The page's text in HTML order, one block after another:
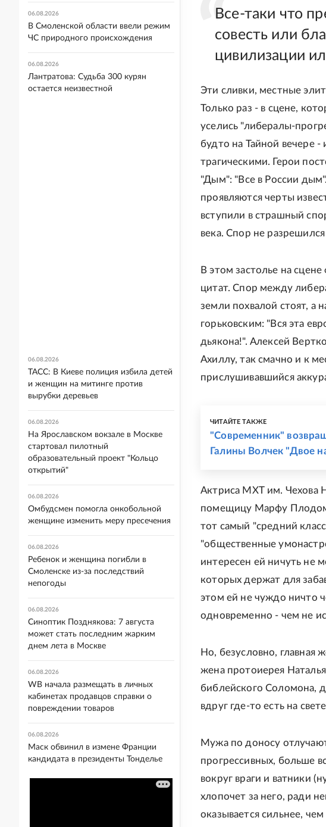
Все-таки что
совесть или
цивилизации
Эти сливки, местные
Только раз - в сцене,
уселись "либералы-
будто на Тайной вечере -
трагическими. Герои
"Дым": "Все в России
проявляются черты
вступили в страшный
века. Спор не
В этом застолье на
цитат. Спор между
земли похвалой стоят, а
горьковским: "Вся эта
дьякона!". Алексей
Ахиллу, так смачно и к
прислушивавшийся
ЧИТАЙТЕ ТАКЖЕ
"Современник"
Галины Волчек "Двое
Актриса МХТ им. Чехова
помещицу Марфу
тот самый "средний
"общественные
интересен ей ничуть не
которых держат для
этом ей не чуждо ничто
одновременно - чем не
Но, безусловно, главная
жена протоиерея
библейского Соломона,
вдруг где-то есть на
Мужа по доносу
прогрессивных, больше
вокруг враги и ватники
хлопочет за него, ради
оказывается сильнее,
06.08.2026
В Смоленской области ввели режим
ЧС природного происхождения
06.08.2026
Лантратова: Судьба 300 курян
остается неизвестной
06.08.2026
ТАСС: В Киеве полиция избила детей
и женщин на митинге против
вырубки деревьев
06.08.2026
На Ярославском вокзале в Москве
стартовал пилотный
образовательный проект "Кольцо
открытий"
06.08.2026
Омбудсмен помогла онкобольной
женщине изменить меру пресечения
06.08.2026
Ребенок и женщина погибли в
Смоленске из-за последствий
непогоды
06.08.2026
Синоптик Позднякова: 7 августа
может стать последним жарким
днем лета в Москве
06.08.2026
WB начала размещать в личных
кабинетах продавцов справки о
повреждении товаров
06.08.2026
Маск обвинил в измене Франции
кандидата в президенты Тонделье